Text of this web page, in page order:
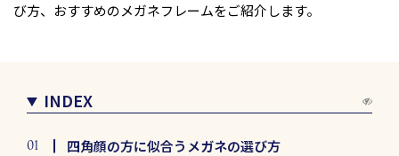
び方、おすすめのメガネフレームをご紹介します。
INDEX
四角顔の方に似合うメガネの選び方